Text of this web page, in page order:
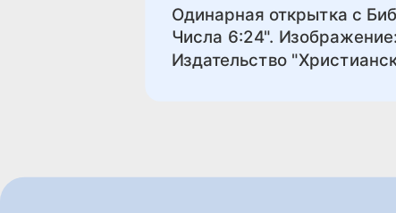
Одинарная открытка с
Числа 6:24".
Издательство